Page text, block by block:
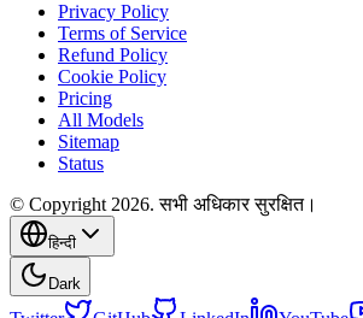
Privacy Policy
Terms of Service
Refund Policy
Cookie Policy
Pricing
All Models
Sitemap
Status
© Copyright 2026. सभी अधिकार सुरक्षित।
हिन्दी
Dark